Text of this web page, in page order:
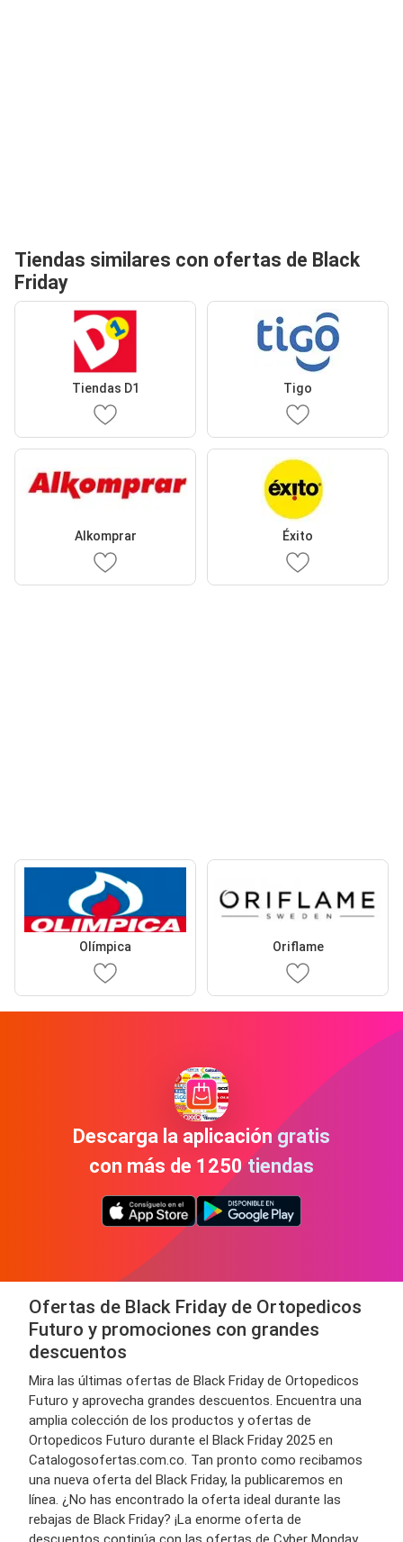
Tiendas similares con ofertas de Black
Friday
Tiendas D1 Tigo
Alkomprar Éxito
Olímpica Oriflame
Descarga la aplicación gratis
con más de 1250 tiendas
Ofertas de Black Friday de Ortopedicos
Futuro y promociones con grandes
descuentos
Mira las últimas ofertas de Black Friday de Ortopedicos
Futuro y aprovecha grandes descuentos. Encuentra una
amplia colección de los productos y ofertas de
Ortopedicos Futuro durante el Black Friday 2025 en
Catalogosofertas.com.co. Tan pronto como recibamos
una nueva oferta del Black Friday, la publicaremos en
línea. ¿No has encontrado la oferta ideal durante las
rebajas de Black Friday? ¡La enorme oferta de